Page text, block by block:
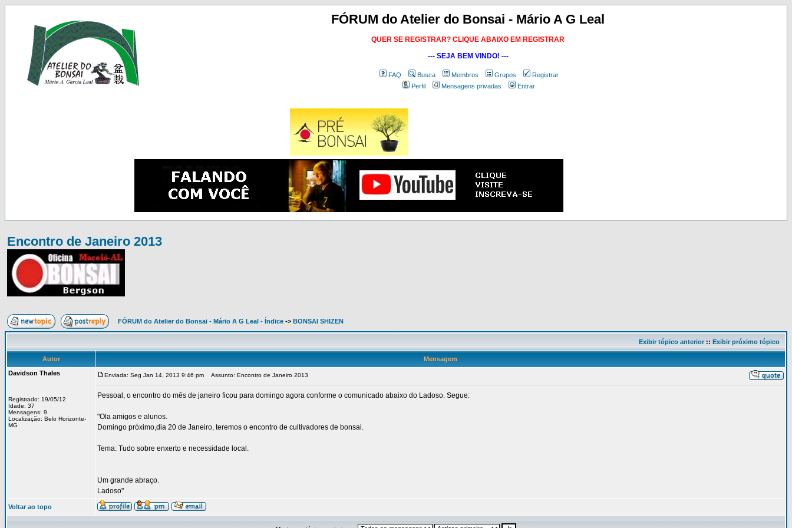
FÓRUM do Atelier do Bonsai - Mário A G Leal
QUER SE REGISTRAR? CLIQUE ABAIXO EM REGISTRAR
--- SEJA BEM VINDO! ---
FAQ Busca Membros Grupos
Registrar
Perfil
Mensagens privadas Entrar
Encontro de Janeiro 2013
FÓRUM do Atelier do Bonsai - Mário A G Leal - Índice -> BONSAI SHIZEN
Exibir tópico anterior:: Exibir próximo tópico
Autor
Mensagem
Davidson Thales
Registrado: 19/05/12
Idade: 37
Mensagens: 9
Localização: Belo Horizonte-
MG
Enviada: Seg Jan 14, 2013 9:46 pm Assunto: Encontro de Janeiro 2013
Pessoal, o encontro do mês de janeiro ficou para domingo agora conforme o comunicado abaixo do Ladoso. Segue:
"Ola amigos e alunos.
Domingo próximo,dia 20 de Janeiro, teremos o encontro de cultivadores de bonsai.
Tema: Tudo sobre enxerto e necessidade local.
Um grande abraço.
Ladoso"
Voltar ao topo